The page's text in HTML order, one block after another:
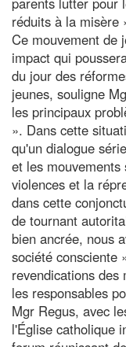
réduits à la misère
Ce mouvement de
impact qui
du jour des
jeunes, souligne
les principaux
». Dans cette
qu'un dialogue
et les
violences et la
dans cette
de tournant
bien ancrée, nous
société consciente
revendications des
les responsables
Mgr Regus, avec
l'Église catholique